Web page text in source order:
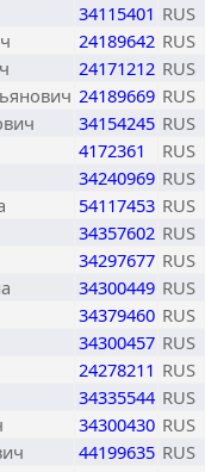
34115401 RUS
24189642 RUS
24171212 RUS
24189669 RUS
34154245 RUS
4172361
RUS
34240969 RUS
54117453 RUS
34357602 RUS
34297677 RUS
34300449 RUS
34379460 RUS
34300457 RUS
24278211 RUS
34335544 RUS
34300430 RUS
44199635 RUS